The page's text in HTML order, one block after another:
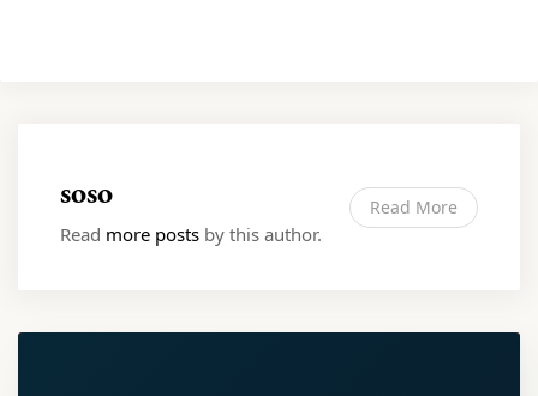
soso
Read more posts by this author.
Read More